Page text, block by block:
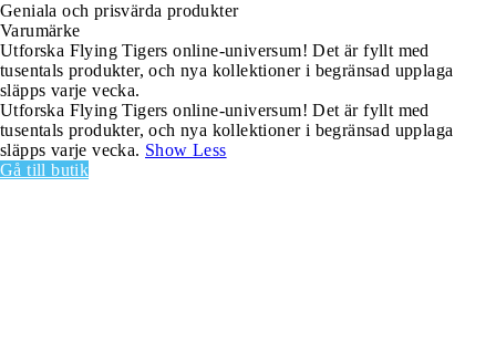
Geniala och prisvärda produkter
Varumärke
Utforska Flying Tigers online-universum! Det är fyllt med
tusentals produkter, och nya kollektioner i begränsad upplaga
släpps varje vecka.
Utforska Flying Tigers online-universum! Det är fyllt med
tusentals produkter, och nya kollektioner i begränsad upplaga
släpps varje vecka. Show Less
Gå till butik